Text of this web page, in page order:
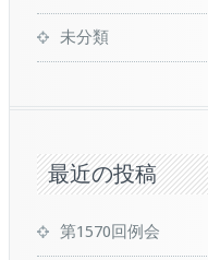
未分類
最近の投稿
第1570回例会